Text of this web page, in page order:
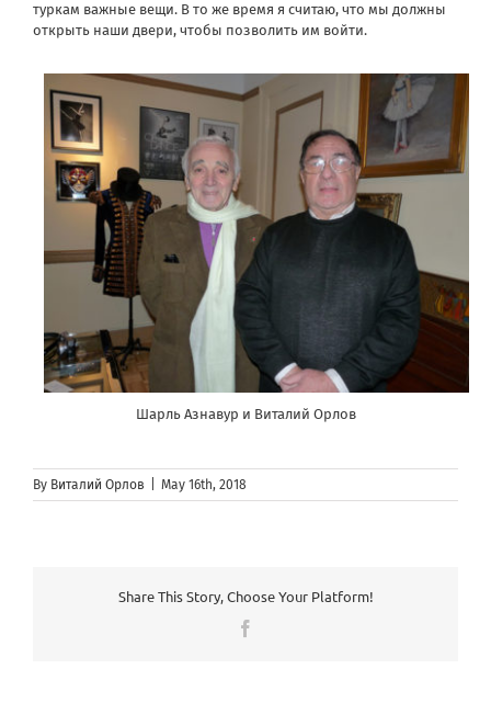
туркам важные вещи. В то же время я считаю, что мы должны
открыть наши двери, чтобы позволить им войти.
Шарль Азнавур и Виталий Орлов
By Виталий Орлов May 16th, 2018
Share This Story, Choose Your Platform!